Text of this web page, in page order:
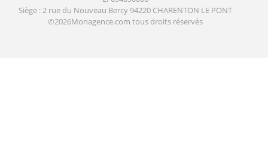
Siège : 2 rue du Nouveau Bercy 94220 CHARENTON LE PONT
©2026Monagence.com tous droits réservés